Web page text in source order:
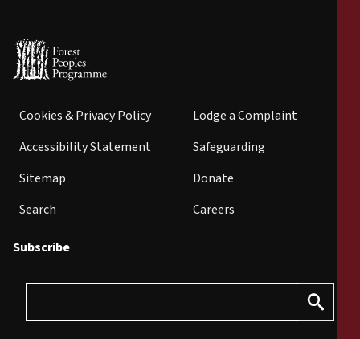
Cookies & Privacy Policy
Accessibility Statement
Sitemap
Search
Lodge a Complaint
Safeguarding
Donate
Careers
Subscribe